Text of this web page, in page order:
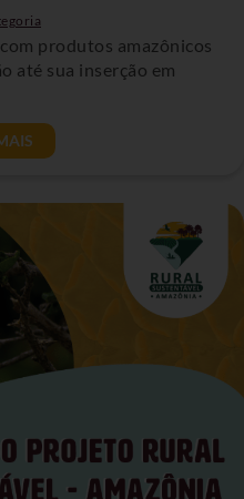
produtos amazônicos
até sua inserção em